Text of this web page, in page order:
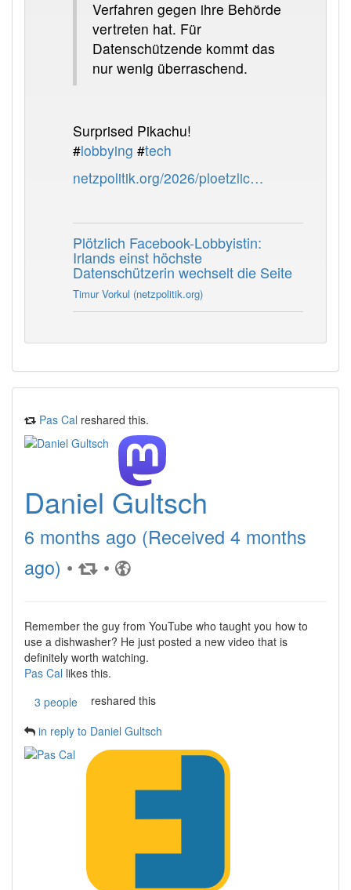
Verfahren gegen ihre Behörde
vertreten hat. Für
Datenschützende kommt das
nur wenig überraschend.
Surprised Pikachu!
#lobbying #tech
netzpolitik.org/2026/ploetzlic…
Plötzlich Facebook-Lobbyistin:
Irlands einst höchste
Datenschützerin wechselt die Seite
Timur Vorkul (netzpolitik.org)
Pas Cal reshared this.
Daniel Gultsch
6 months ago (Received 4 months
ago) • •
Remember the guy from YouTube who taught you how to
use a dishwasher? He just posted a new video that is
definitely worth watching.
Pas Cal likes this.
3 people
reshared this
in reply to Daniel Gultsch